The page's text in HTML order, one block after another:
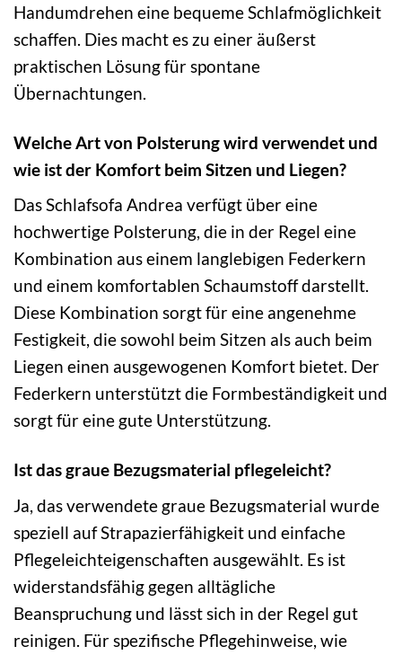
Handumdrehen eine bequeme Schlafmöglichkeit
schaffen. Dies macht es zu einer äußerst
praktischen Lösung für spontane
Übernachtungen.
Welche Art von Polsterung wird verwendet und
wie ist der Komfort beim Sitzen und Liegen?
Das Schlafsofa Andrea verfügt über eine
hochwertige Polsterung, die in der Regel eine
Kombination aus einem langlebigen Federkern
und einem komfortablen Schaumstoff darstellt.
Diese Kombination sorgt für eine angenehme
Festigkeit, die sowohl beim Sitzen als auch beim
Liegen einen ausgewogenen Komfort bietet. Der
Federkern unterstützt die Formbeständigkeit und
sorgt für eine gute Unterstützung.
Ist das graue Bezugsmaterial pflegeleicht?
Ja, das verwendete graue Bezugsmaterial wurde
speziell auf Strapazierfähigkeit und einfache
Pflegeleichteigenschaften ausgewählt. Es ist
widerstandsfähig gegen alltägliche
Beanspruchung und lässt sich in der Regel gut
reinigen. Für spezifische Pflegehinweise, wie